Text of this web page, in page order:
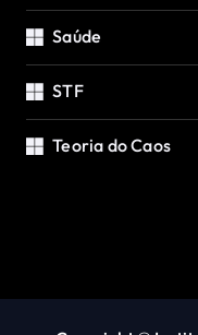
Saúde
STF
Teoria do Caos